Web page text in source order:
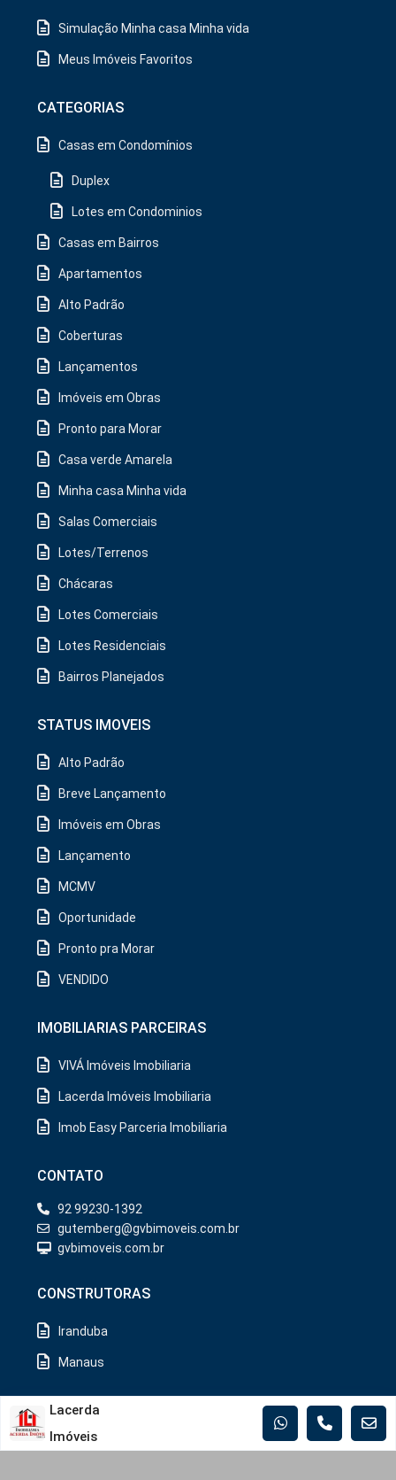
Simulação Minha casa Minha vida
Meus Imóveis Favoritos
CATEGORIAS
Casas em Condomínios
Duplex
Lotes em Condominios
Casas em Bairros
Apartamentos
Alto Padrão
Coberturas
Lançamentos
Imóveis em Obras
Pronto para Morar
Casa verde Amarela
Minha casa Minha vida
Salas Comerciais
Lotes/Terrenos
Chácaras
Lotes Comerciais
Lotes Residenciais
Bairros Planejados
STATUS IMOVEIS
Alto Padrão
Breve Lançamento
Imóveis em Obras
Lançamento
MCMV
Oportunidade
Pronto pra Morar
VENDIDO
IMOBILIARIAS PARCEIRAS
VIVÁ Imóveis Imobiliaria
Lacerda Imóveis Imobiliaria
Imob Easy Parceria Imobiliaria
CONTATO
92 99230-1392
gutemberg@gvbimoveis.com.br
gvbimoveis.com.br
CONSTRUTORAS
Iranduba
Manaus
MUNICÍPIOS
Iranduba
Lacerda
Imóveis